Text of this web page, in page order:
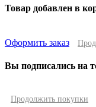
Товар добавлен в
Оформить заказ
Вы подписались на
Продолжить покупки